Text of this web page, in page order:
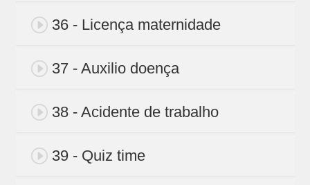
36 - Licença maternidade
37 - Auxilio doença
38 - Acidente de trabalho
39 - Quiz time